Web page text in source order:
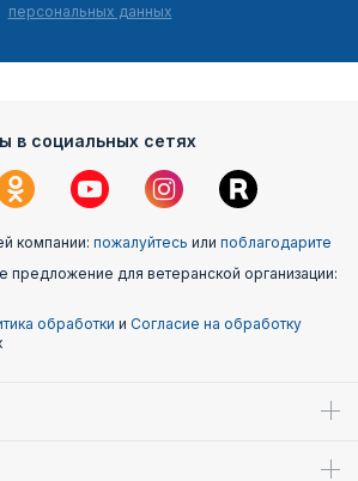
персональных данных
в социальных сетях
компании: пожалуйтесь или поблагодарите
предложение для ветеранской организации:
обработки и Согласие на обработку